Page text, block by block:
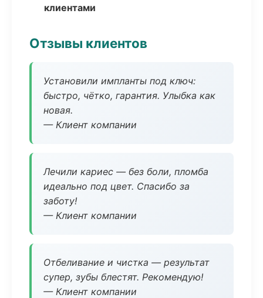
клиентами
Отзывы клиентов
Установили импланты под ключ:
быстро, чётко, гарантия. Улыбка как
новая.
— Клиент компании
Лечили кариес — без боли, пломба
идеально под цвет. Спасибо за
заботу!
— Клиент компании
Отбеливание и чистка — результат
супер, зубы блестят. Рекомендую!
— Клиент компании